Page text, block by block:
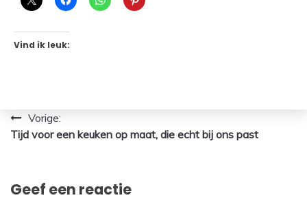
Vind ik leuk:
Bericht
navigatie
Vorige:
Tijd voor een keuken op maat, die echt bij ons past
Geef een reactie